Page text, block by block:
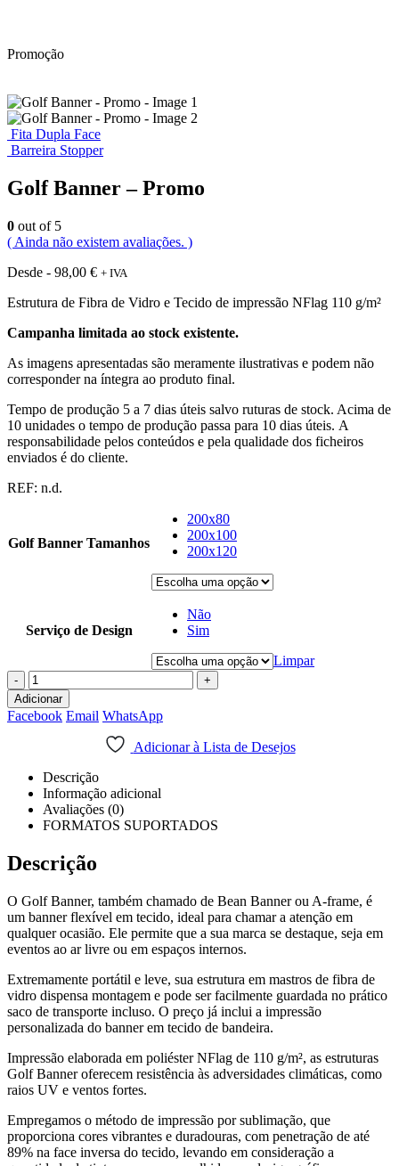
Promoção
Fita Dupla Face
Barreira Stopper
Golf Banner – Promo
0 out of 5
( Ainda não existem avaliações. )
Desde - 98,00 € + IVA
Estrutura de Fibra de Vidro e Tecido de impressão NFlag 110 g/m²
Campanha limitada ao stock existente.
As imagens apresentadas são meramente ilustrativas e podem não
corresponder na íntegra ao produto final.
Tempo de produção 5 a 7 dias úteis salvo ruturas de stock. Acima de
10 unidades o tempo de produção passa para 10 dias úteis. A
responsabilidade pelos conteúdos e pela qualidade dos ficheiros
enviados é do cliente.
REF: n.d.
Golf Banner Tamanhos
200x80
200x100
200x120
Serviço de Design
Não
Sim
Limpar
-
+
Adicionar
Facebook Email WhatsApp
Adicionar à Lista de Desejos
Descrição
Informação adicional
Avaliações (0)
FORMATOS SUPORTADOS
Descrição
O Golf Banner, também chamado de Bean Banner ou A-frame, é
um banner flexível em tecido, ideal para chamar a atenção em
qualquer ocasião. Ele permite que a sua marca se destaque, seja em
eventos ao ar livre ou em espaços internos.
Extremamente portátil e leve, sua estrutura em mastros de fibra de
vidro dispensa montagem e pode ser facilmente guardada no prático
saco de transporte incluso. O preço já inclui a impressão
personalizada do banner em tecido de bandeira.
Impressão elaborada em poliéster NFlag de 110 g/m², as estruturas
Golf Banner oferecem resistência às adversidades climáticas, como
raios UV e ventos fortes.
Empregamos o método de impressão por sublimação, que
proporciona cores vibrantes e duradouras, com penetração de até
89% na face inversa do tecido, levando em consideração a